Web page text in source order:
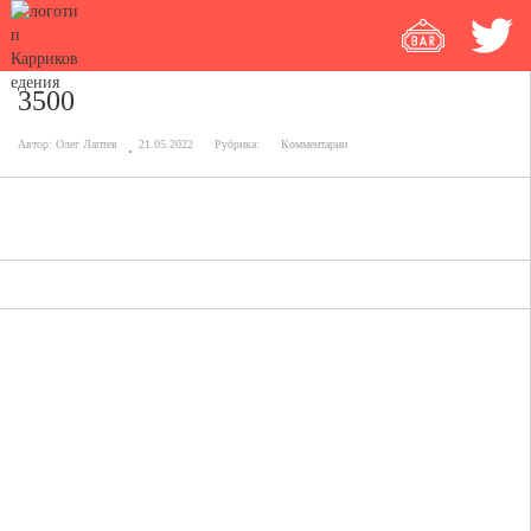
3500
Автор: Олег Лаптев 21.05.2022 Рубрика: Комментарии